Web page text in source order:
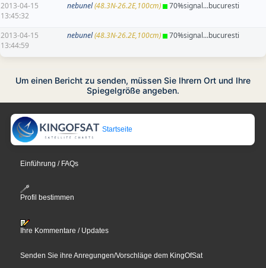
2013-04-15
13:45:32
nebunel(48.3N-26.2E,100cm) 70%signal...bucuresti
2013-04-15
13:44:59
nebunel(48.3N-26.2E,100cm) 70%signal...bucuresti
Um einen Bericht zu senden, müssen Sie Ihrern Ort und Ihre
Spiegelgröße angeben.
Startseite
Einführung / FAQs
Profil bestimmen
Ihre Kommentare / Updates
Senden Sie ihre Anregungen/Vorschläge dem KingOfSat